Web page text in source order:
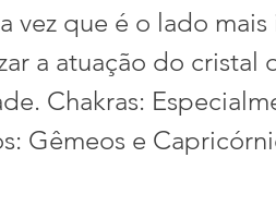
vez que é o lado
a atuação do cristal
Chakras:
Gêmeos e